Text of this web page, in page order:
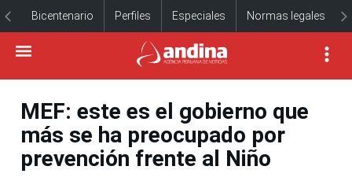
Bicentenario Perfiles Especiales Normas legales
MEF: este es el gobierno que
más se ha preocupado por
prevención frente al Niño